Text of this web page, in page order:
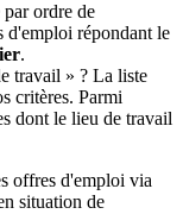
ordre de
d'emploi répondant le
.
travail » ? La liste
critères. Parmi
dont le lieu de travail
offres d'emploi via
situation de